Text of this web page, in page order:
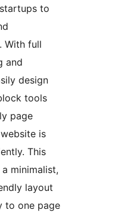
to
With full
and
design
tools
page
is
This
minimalist,
layout
to one page